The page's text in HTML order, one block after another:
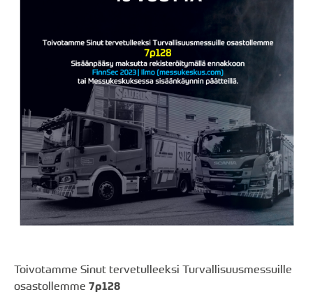
Toivotamme Sinut tervetulleeksi Turvallisuusmessuille
osastollemme 7p128